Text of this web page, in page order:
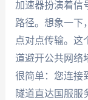
加速器扮演着信
路径。想象一下
点对点传输。这
道避开公共网络
很简单：您连接
隧道直达国服服